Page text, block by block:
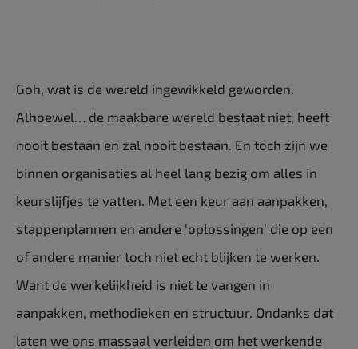
Goh, wat is de wereld ingewikkeld geworden.
Alhoewel… de maakbare wereld bestaat niet, heeft
nooit bestaan en zal nooit bestaan. En toch zijn we
binnen organisaties al heel lang bezig om alles in
keurslijfjes te vatten. Met een keur aan aanpakken,
stappenplannen en andere ‘oplossingen’ die op een
of andere manier toch niet echt blijken te werken.
Want de werkelijkheid is niet te vangen in
aanpakken, methodieken en structuur. Ondanks dat
laten we ons massaal verleiden om het werkende